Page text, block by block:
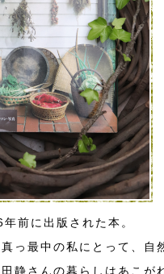
前に出版された本。
っ最中の私にとって、自
静さんの暮らしはあこが